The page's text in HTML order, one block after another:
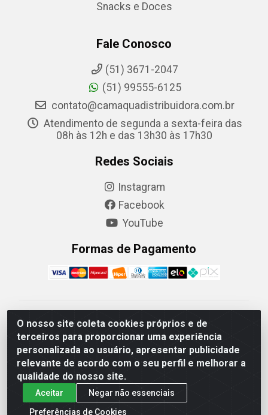
O nosso site coleta cookies próprios e de
terceiros para proporcionar uma experiência
personalizada ao usuário, apresentar publicidade
relevante de acordo com o seu perfil e melhorar a
qualidade do nosso site.
Aceitar
Negar não essenciais
Preferências de Cookies
Snacks e Doces
Fale Conosco
(51) 3671-2047
(51) 99555-6125
contato@camaquadistribuidora.com.br
Atendimento de segunda a sexta-feira das
08h às 12h e das 13h30 às 17h30
Redes Sociais
Instagram
Facebook
YouTube
Formas de Pagamento
Camaquã Distribuidora Ltda - Avenida Conego Luiz W
Hanquet, 1001 - Parque Residencial do Arroio Duro,
Camaquã/RS - CEP 96.789-102 - CNPJ
07.061.124/0001-26